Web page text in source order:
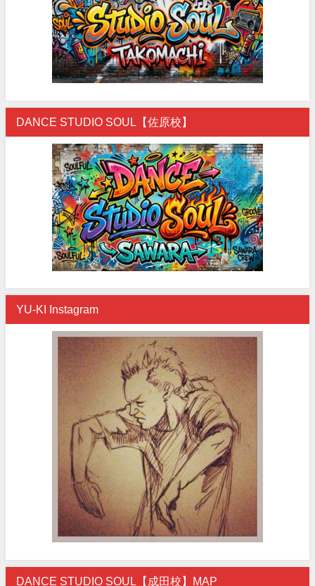
DANCE STUDIO SOUL【佐原校】
YU-KI Instagram
DANCE STUDIO SOUL【成田校】MAP